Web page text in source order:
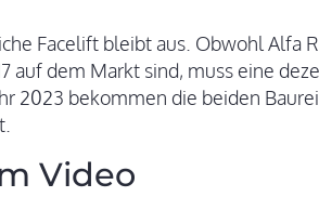
Facelift bleibt aus. Obwohl Alfa
auf dem Markt sind, muss eine
2023 bekommen die beiden
Video